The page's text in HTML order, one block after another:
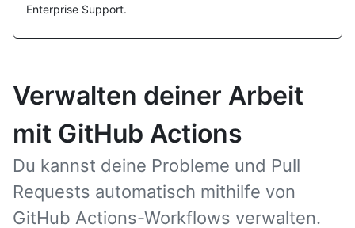
Enterprise Support.
Verwalten deiner Arbeit
mit GitHub Actions
Du kannst deine Probleme und Pull
Requests automatisch mithilfe von
GitHub Actions-Workflows verwalten.